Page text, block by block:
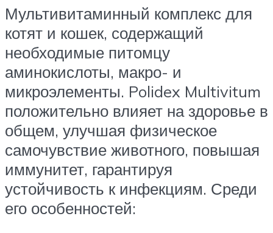
Мультивитаминный комплекс для
котят и кошек, содержащий
необходимые питомцу
аминокислоты, макро- и
микроэлементы. Polidex Multivitum
положительно влияет на здоровье в
общем, улучшая физическое
самочувствие животного, повышая
иммунитет, гарантируя
устойчивость к инфекциям. Среди
его особенностей: